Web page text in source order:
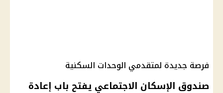
فرصة جديدة لمتقدمي الوحدات السكنية
صندوق الإسكان الاجتماعي يفتح باب إعادة